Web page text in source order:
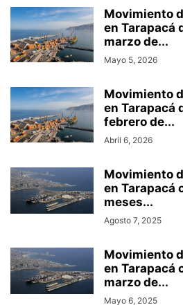
Movimiento
en Tarapacá
marzo de...
Mayo 5, 2026
Movimiento
en Tarapacá
febrero de...
Abril 6, 2026
Movimiento
en Tarapacá
meses...
Agosto 7, 2025
Movimiento
en Tarapacá
marzo de...
Mayo 6, 2025